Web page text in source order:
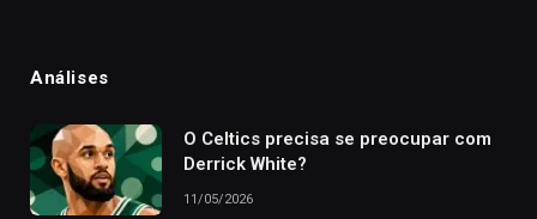
Análises
O Celtics precisa se preocupar com
Derrick White?
11/05/2026